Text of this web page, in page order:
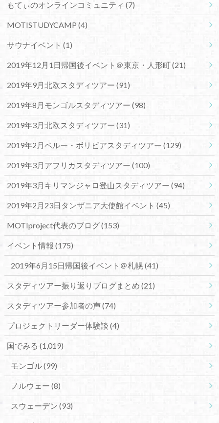
もてぃのオンラインコミュニティ (7)
MOTISTUDYCAMP (4)
サウナイベント (1)
2019年12月1日帰国後イベント＠東京・人形町(21)
2019年9月北欧スタディツアー (91)
2019年8月モンゴルスタディツアー (98)
2019年3月北欧スタディツアー (31)
2019年2月ペルー・ボリビアスタディツアー (129)
2019年3月アフリカスタディツアー (100)
2019年3月キリマンジャロ登山スタディツアー (94)
2019年2月23日タンザニア大使館イベント (45)
MOTIproject代表のブログ(153)
イベント情報 (175)
2019年6月15日帰国後イベント＠札幌(41)
スタディツアー振り返りブログまとめ (21)
スタディツアー参加者の声(74)
プロジェクトリーダー体験談 (4)
国でみる (1,019)
モンゴル(99)
ノルウェー (8)
スウェーデン (93)